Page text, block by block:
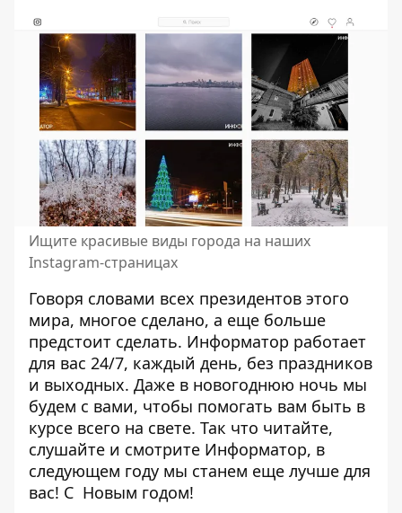
Ищите красивые виды города на наших
Instagram-страницах
Говоря словами всех президентов этого
мира, многое сделано, а еще больше
предстоит сделать. Информатор работает
для вас 24/7, каждый день, без праздников
и выходных. Даже в новогоднюю ночь мы
будем с вами, чтобы помогать вам быть в
курсе всего на свете. Так что читайте,
слушайте и смотрите Информатор, в
следующем году мы станем еще лучше для
вас! С Новым годом!